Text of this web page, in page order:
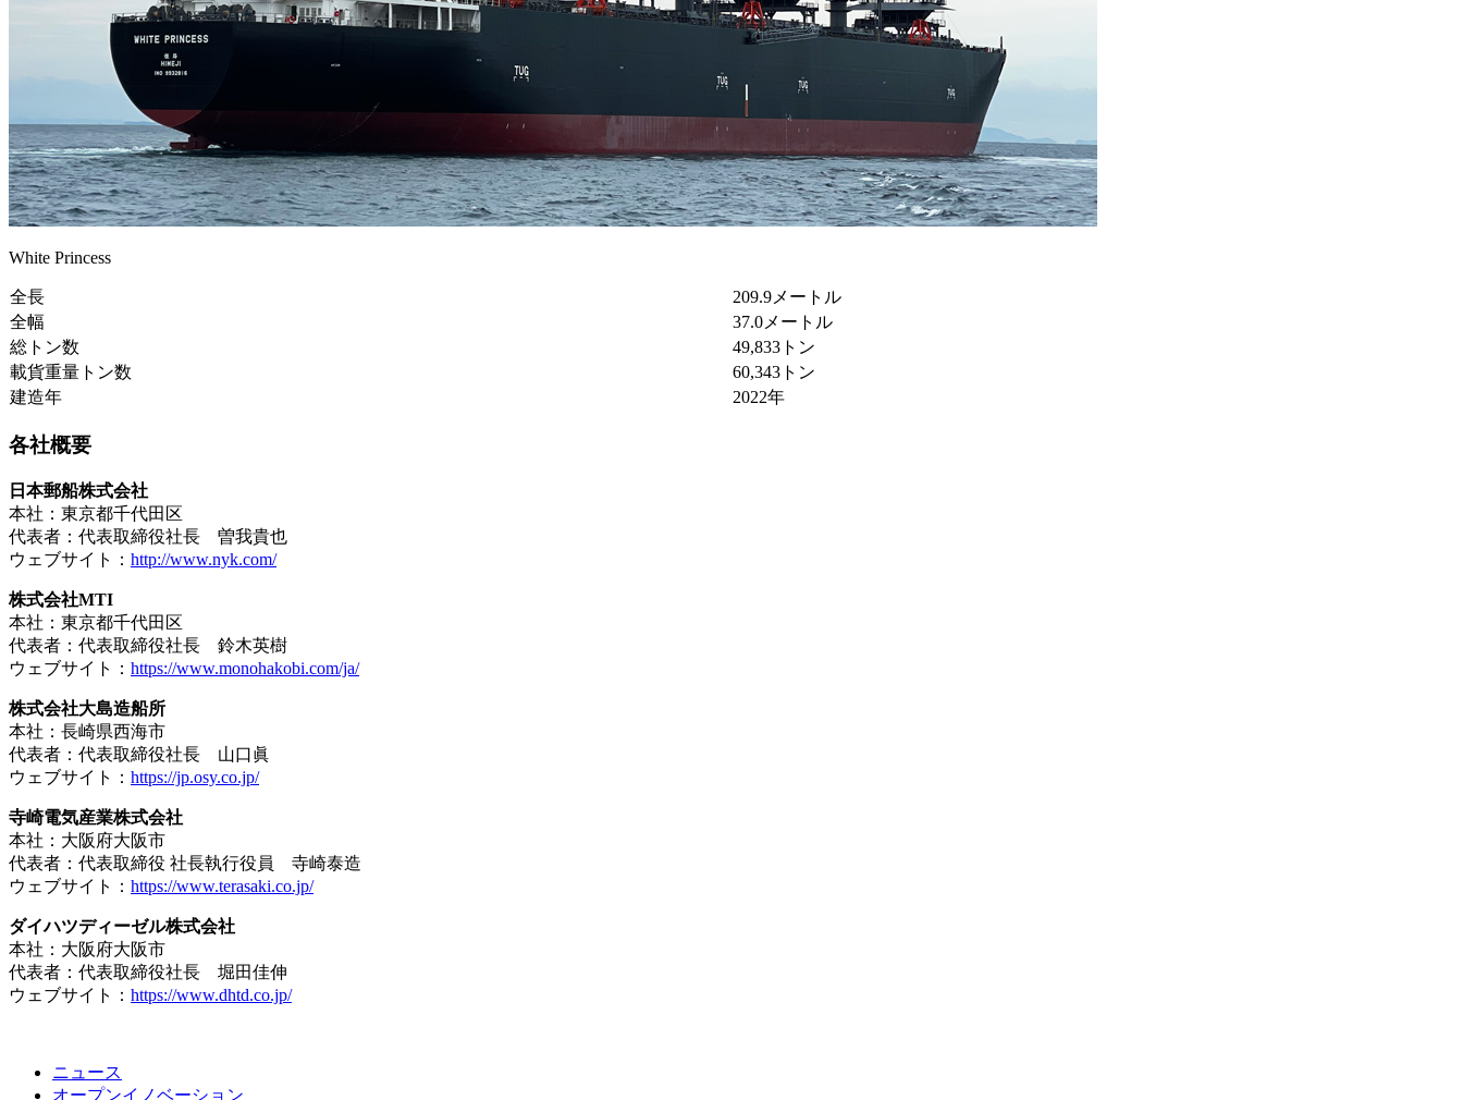
White Princess
全長
209.9メートル
全幅
37.0メートル
総トン数
49,833トン
載貨重量トン数
60,343トン
建造年
2022年
各社概要
日本郵船株式会社
本社：東京都千代田区
代表者：代表取締役社長 曽我貴也
ウェブサイト： http://www.nyk.com/
株式会社MTI
本社：東京都千代田区
代表者：代表取締役社長 鈴木英樹
ウェブサイト： https://www.monohakobi.com/ja/
株式会社大島造船所
本社：長崎県西海市
代表者：代表取締役社長 山口眞
ウェブサイト： https://jp.osy.co.jp/
寺崎電気産業株式会社
本社：大阪府大阪市
代表者：代表取締役 社長執行役員 寺崎泰造
ウェブサイト： https://www.terasaki.co.jp/
ダイハツディーゼル株式会社
本社：大阪府大阪市
代表者：代表取締役社長 堀田佳伸
ウェブサイト： https://www.dhtd.co.jp/
ニュース
オープンイノベーション